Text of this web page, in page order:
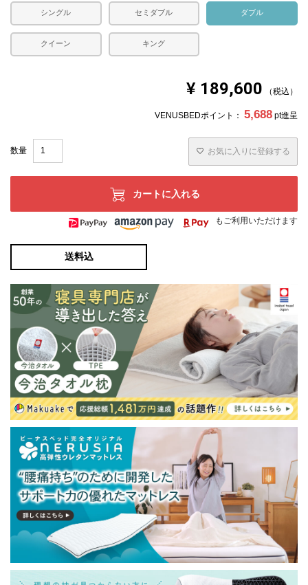
シングル セミダブル ダブル
クイーン キング
¥ 189,600 税込
VENUSBEDポイント： 5,688 pt進呈
お気に入りに登録する
カートに入れる
もご利用いただけます
送料込